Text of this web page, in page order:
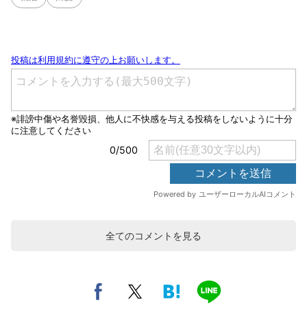
全てのコメントを見る